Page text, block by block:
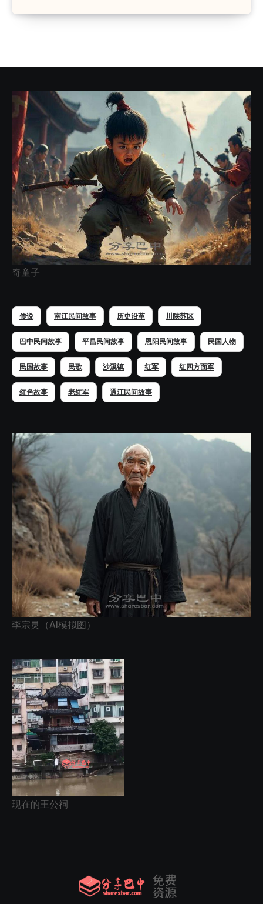
奇童子
传说 南江民间故事 历史沿革 川陕苏区
巴中民间故事 平昌民间故事 恩阳民间故事 民国人物
民国故事 民歌 沙溪镇 红军 红四方面军
红色故事 老红军 通江民间故事
李宗灵（AI模拟图）
现在的王公祠